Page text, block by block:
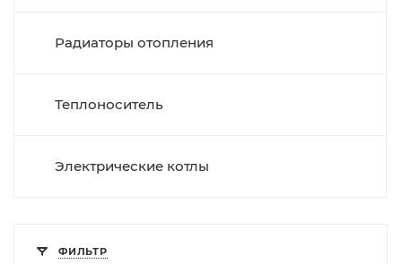
Радиаторы отопления
Теплоноситель
Электрические котлы
ФИЛЬТР